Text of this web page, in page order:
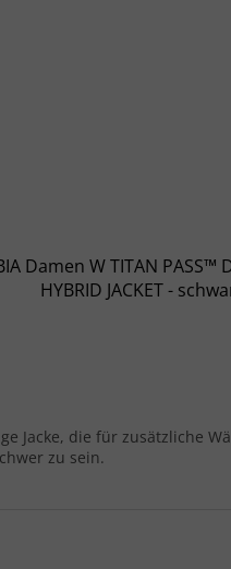
Damen W TITAN PASS™
HYBRID JACKET -
Jacke, die für zusätzliche
zu sein.